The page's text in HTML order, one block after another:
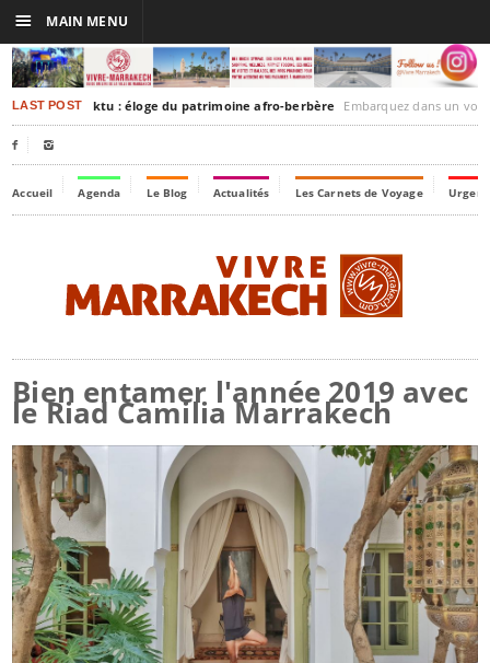
LAST POSTTimbuktu : éloge du patrimoine afro-berbère Embarquez dans un voyage culturel dans le
 
Accueil Agenda Le Blog Actualités Les Carnets de Voyage
Bien entamer l'année 2019 avec
le Riad Camilia Marrakech
☰ MAIN MENU